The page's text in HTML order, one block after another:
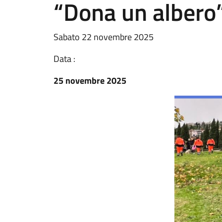
“Dona un
Sabato 22 novembre 2025
Data :
25 novembre 2025